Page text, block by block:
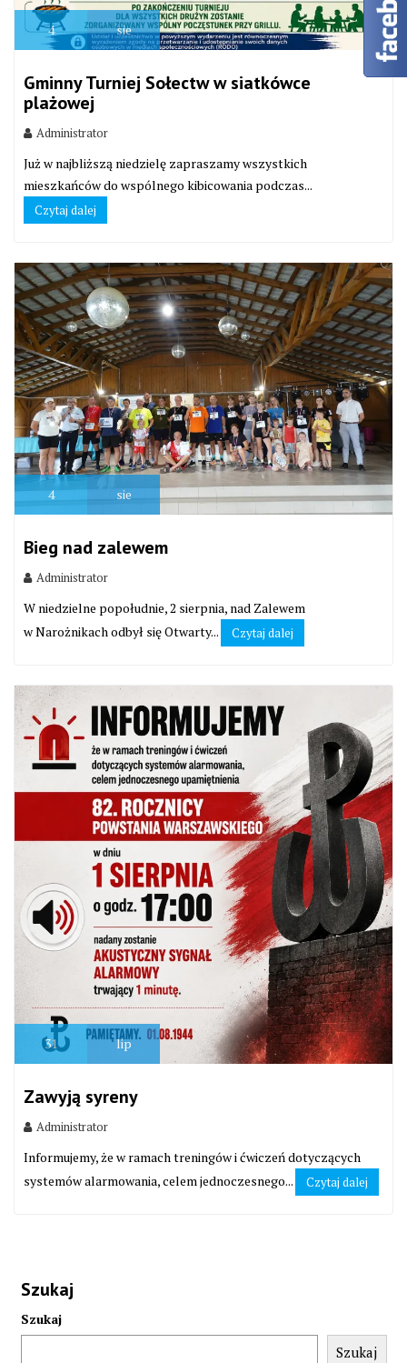
4 sie
Gminny Turniej Sołectw w siatkówce
plażowej
Administrator
Już w najbliższą niedzielę zapraszamy wszystkich
mieszkańców do wspólnego kibicowania podczas...
Czytaj dalej
4 sie
Bieg nad zalewem
Administrator
W niedzielne popołudnie, 2 sierpnia, nad Zalewem
w Narożnikach odbył się Otwarty...
Czytaj dalej
31 lip
Zawyją syreny
Administrator
Informujemy, że w ramach treningów i ćwiczeń dotyczących
systemów alarmowania, celem jednoczesnego...
Czytaj dalej
Szukaj
Szukaj
Szukaj